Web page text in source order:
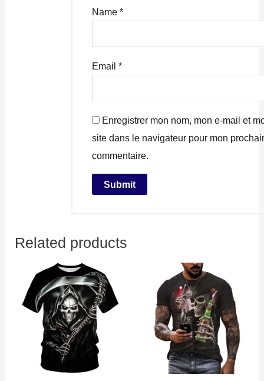
Name*
Email*
Enregistrer mon nom, mon e-mail et
site dans le navigateur pour mon
commentaire.
Related products